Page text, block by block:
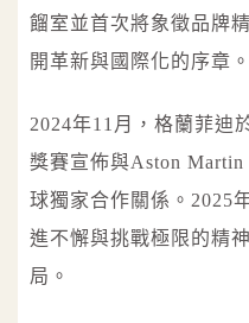
餾室並首次將象徵品牌
開革新與國際化的序章。
2024年11月，格蘭菲迪
獎賽宣佈與Aston Martin
球獨家合作關係。2025
進不懈與挑戰極限的精
局。